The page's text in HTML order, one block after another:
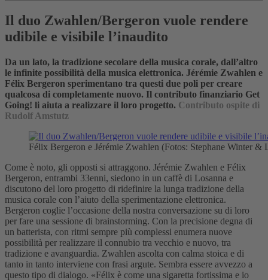
Il duo Zwahlen/Bergeron vuole rendere
udibile e visibile l’inaudito
Da un lato, la tradizione secolare della musica corale, dall’altro
le infinite possibilità della musica elettronica. Jérémie Zwahlen e
Félix Bergeron sperimentano tra questi due poli per creare
qualcosa di completamente nuovo. Il contributo finanziario Get
Going! li aiuta a realizzare il loro progetto. Contributo ospite di
Rudolf Amstutz
Félix Bergeron e Jérémie Zwahlen (Fotos: Stephane Winter
Come è noto, gli opposti si attraggono. Jérémie Zwahlen e Félix
Bergeron, entrambi 33enni, siedono in un caffè di Losanna e
discutono del loro progetto di ridefinire la lunga tradizione della
musica corale con l’aiuto della sperimentazione elettronica.
Bergeron coglie l’occasione della nostra conversazione su di loro
per fare una sessione di brainstorming. Con la precisione degna di
un batterista, con ritmi sempre più complessi enumera nuove
possibilità per realizzare il connubio tra vecchio e nuovo, tra
tradizione e avanguardia. Zwahlen ascolta con calma stoica e di
tanto in tanto interviene con frasi argute. Sembra essere avvezzo a
questo tipo di dialogo. «Félix è come una sigaretta fortissima e io